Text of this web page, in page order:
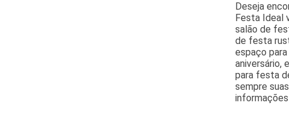
Deseja
Festa Ideal
salão de
de festa
espaço
aniversário,
para festa
sempre